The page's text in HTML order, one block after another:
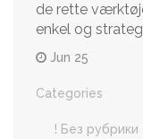
de rette
enkel og
Jun 25
Categories
! Без рубрики